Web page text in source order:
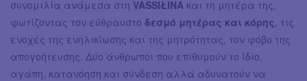
συνομιλία ανάμεσα στη VASSIŁINA και τη μητέρα της,
φωτίζοντας τον εύθραυστο δεσμό μητέρας και κόρης , τις
ενοχές της ενηλικίωσης και της μητρότητας, τον φόβο της
απογοήτευσης. Δύο άνθρωποι που επιθυμούν το ίδιο,
αγάπη, κατανόηση και σύνδεση αλλά αδυνατούν να